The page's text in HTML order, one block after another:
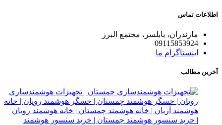
اطلاعات تماس
مازندران، بابلسر، مجتمع البرز
09115853924
اینستاگرام ما
آخرین مطالب